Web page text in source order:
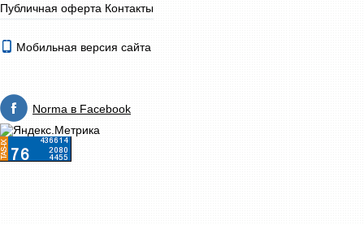
Публичная оферта Контакты
Мобильная версия сайта
Norma в Facebook